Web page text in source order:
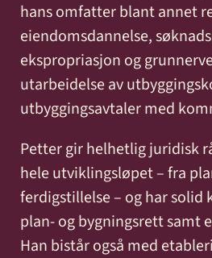
hans omfatter blant annet
eiendomsdannelse,
ekspropriasjon og
utarbeidelse av
utbyggingsavtaler med
Petter gir helhetlig juridisk
hele utviklingsløpet – fra
ferdigstillelse – og har solid
plan- og bygningsrett samt
Han bistår også med